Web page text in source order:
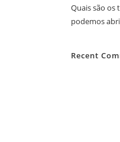
Quais são os
podemos
Recent